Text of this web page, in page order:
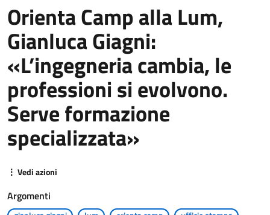
ISCRITTO
PROFESSIONE
AGGIORNAMENTO PROFESSIONALE
Orienta Camp alla Lum,
Gianluca Giagni:
«L’ingegneria cambia, le
professioni si evolvono.
Serve formazione
specializzata»
⋮ Vedi azioni
Argomenti